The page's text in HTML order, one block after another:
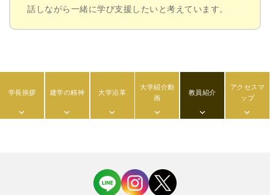
話しながら一緒に学び支援したいと考えています。
学長挨拶 建学の精神 大学沿革
大学紹介動
画
教員紹介
アクセスマ
ップ